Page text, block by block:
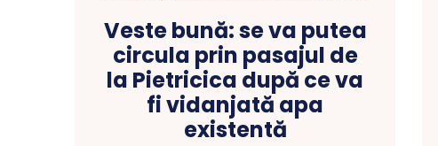
Veste bună: se va putea
circula prin pasajul de
la Pietricica după ce va
fi vidanjată apa
existentă